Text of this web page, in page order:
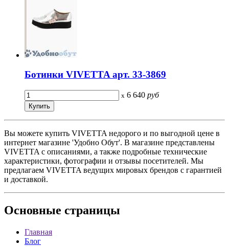
Ботинки VIVETTA арт. 33-3869
x 6 640 руб
Вы можете купить VIVETTA недорого и по выгодной цене в
интернет магазине 'Удобно Обут'. В магазине представлены
VIVETTA с описаниями, а также подробные технические
характеристики, фотографии и отзывы посетителей. Мы
предлагаем VIVETTA ведущих мировых брендов с гарантией
и доставкой.
Основные страницы
Главная
Блог